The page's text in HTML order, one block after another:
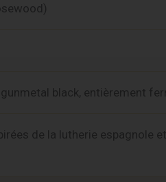
black, entièrement
de la lutherie espagnole et